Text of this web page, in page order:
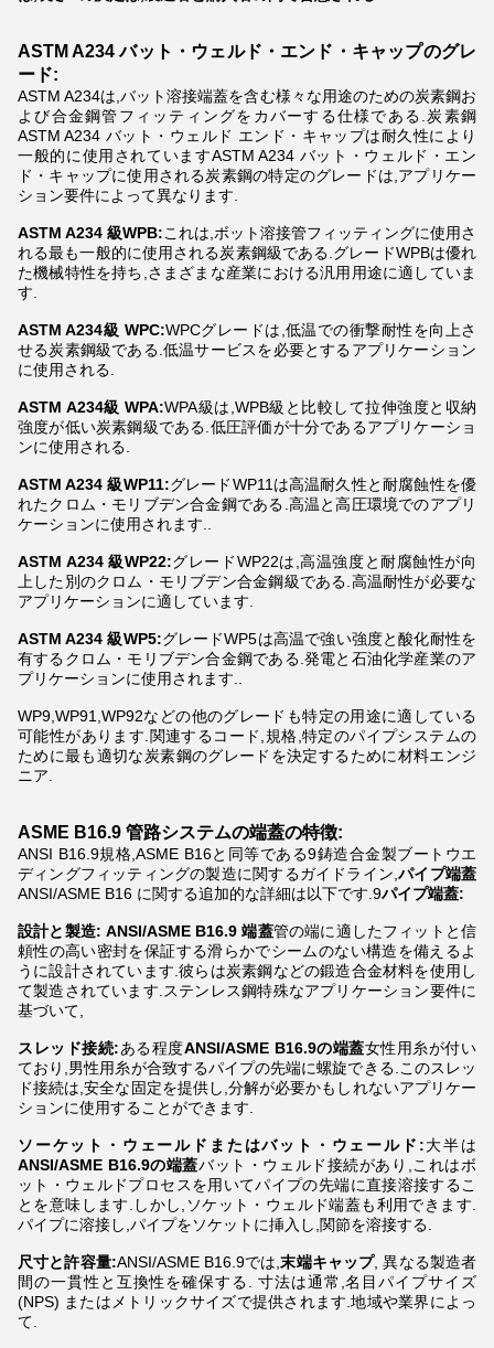
ASTM A234 バット・ウェルド・エンド・キャップのグレ
ード:
ASTM A234は,バット溶接端蓋を含む様々な用途のための炭素鋼お
よび合金鋼管フィッティングをカバーする仕様である.炭素鋼
ASTM A234 バット・ウェルド エンド・キャップは耐久性により
一般的に使用されていますASTM A234 バット・ウェルド・エン
ド・キャップに使用される炭素鋼の特定のグレードは,アプリケー
ション要件によって異なります.
ASTM A234 級WPB:これは,ボット溶接管フィッティングに使用さ
れる最も一般的に使用される炭素鋼級である.グレードWPBは優れ
た機械特性を持ち,さまざまな産業における汎用用途に適していま
す.
ASTM A234級 WPC:WPCグレードは,低温での衝撃耐性を向上さ
せる炭素鋼級である.低温サービスを必要とするアプリケーション
に使用される.
ASTM A234級 WPA:WPA級は,WPB級と比較して拉伸強度と収納
強度が低い炭素鋼級である.低圧評価が十分であるアプリケーショ
ンに使用される.
ASTM A234 級WP11:グレードWP11は高温耐久性と耐腐蝕性を優
れたクロム・モリブデン合金鋼である.高温と高圧環境でのアプリ
ケーションに使用されます..
ASTM A234 級WP22:グレードWP22は,高温強度と耐腐蝕性が向
上した別のクロム・モリブデン合金鋼級である.高温耐性が必要な
アプリケーションに適しています.
ASTM A234 級WP5:グレードWP5は高温で強い強度と酸化耐性を
有するクロム・モリブデン合金鋼である.発電と石油化学産業のア
プリケーションに使用されます..
WP9,WP91,WP92などの他のグレードも特定の用途に適している
可能性があります.関連するコード,規格,特定のパイプシステムの
ために最も適切な炭素鋼のグレードを決定するために材料エンジ
ニア.
ASME B16.9 管路システムの端蓋の特徴:
ANSI B16.9規格,ASME B16と同等である9鋳造合金製ブートウエ
ディングフィッティングの製造に関するガイドライン, パイプ端蓋
ANSI/ASME B16 に関する追加的な詳細は以下です.9パイプ端蓋:
設計と製造: ANSI/ASME B16.9 端蓋管の端に適したフィットと信
頼性の高い密封を保証する滑らかでシームのない構造を備えるよ
うに設計されています.彼らは炭素鋼などの鍛造合金材料を使用し
て製造されています.ステンレス鋼特殊なアプリケーション要件に
基づいて,
スレッド接続:ある程度ANSI/ASME B16.9の端蓋女性用糸が付い
ており,男性用糸が合致するパイプの先端に螺旋できる.このスレッ
ド接続は,安全な固定を提供し,分解が必要かもしれないアプリケー
ションに使用することができます.
ソーケット・ウェールドまたはバット・ウェールド:大半は
ANSI/ASME B16.9の端蓋バット・ウェルド接続があり,これはボ
ット・ウェルドプロセスを用いてパイプの先端に直接溶接するこ
とを意味します.しかし,ソケット・ウェルド端蓋も利用できます.
パイプに溶接し,パイプをソケットに挿入し,関節を溶接する.
尺寸と許容量:ANSI/ASME B16.9では,末端キャップ, 異なる製造者
間の一貫性と互換性を確保する. 寸法は通常,名目パイプサイズ
(NPS) またはメトリックサイズで提供されます.地域や業界によっ
て.